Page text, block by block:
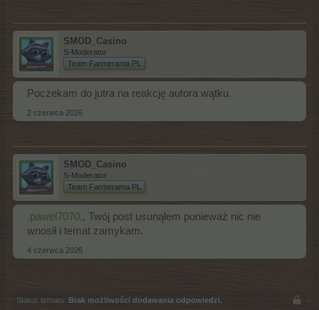
SMOD_Casino
S-Moderator
Team Farmerama PL
Poczekam do jutra na reakcję autora wątku.
2 czerwca 2026
SMOD_Casino
S-Moderator
Team Farmerama PL
.pawel7070., Twój post usunąłem ponieważ nic nie
wnosił i temat zamykam.
4 czerwca 2026
Status tematu: Brak możliwości dodawania odpowiedzi.